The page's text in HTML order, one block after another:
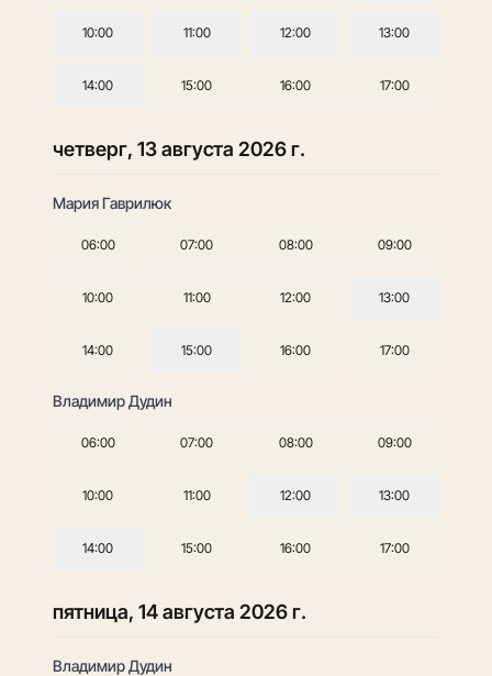
10:00 11:00 12:00 13:00
14:00 15:00 16:00 17:00
четверг, 13 августа 2026 г.
Мария Гаврилюк
06:00 07:00 08:00 09:00
10:00 11:00 12:00 13:00
14:00 15:00 16:00 17:00
Владимир Дудин
06:00 07:00 08:00 09:00
10:00 11:00 12:00 13:00
14:00 15:00 16:00 17:00
пятница, 14 августа 2026 г.
Владимир Дудин